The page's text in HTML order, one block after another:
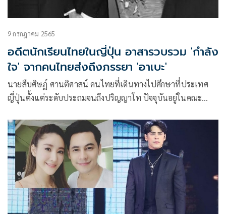
9 กรกฎาคม 2565
อดีตนักเรียนไทยในญี่ปุ่น อาสารวบรวม 'กำลัง
ใจ' จากคนไทยส่งถึงภรรยา 'อาเบะ'
นายสืบศิษฏ์ ศานติศาสน์ คนไทยที่เดินทางไปศึกษาที่ประเทศ
ญี่ปุ่นตั้งแต่ระดับประถมจนถึงปริญญาโท ปัจจุบันอยู่ในคณะ
อดีตนายกรัฐมนตรีญี่ปุ่น และอากิเอะ อาเบะ ภรรยา พร้อมเขียน
ข้อความบนเฟซบุ๊ก Shad Sarntisart ว่า